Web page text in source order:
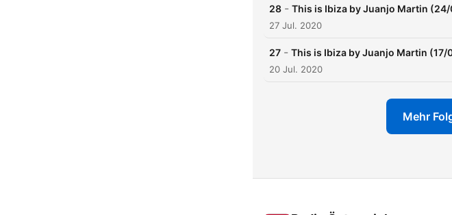
28 - This is Ibiza by Juanjo Martin
27 Jul. 2020
27 - This is Ibiza by Juanjo Martin (17/
20 Jul. 2020
Mehr